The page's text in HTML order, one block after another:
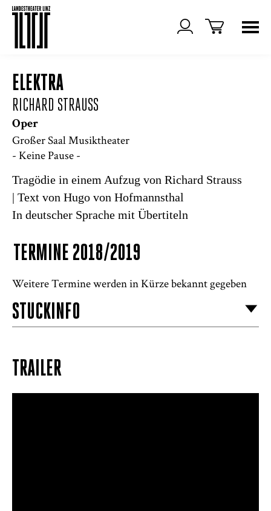
ELEKTRA
RICHARD STRAUSS
Oper
Großer Saal Musiktheater
- Keine Pause -
Tragödie in einem Aufzug von Richard Strauss
| Text von Hugo von Hofmannsthal
In deutscher Sprache mit Übertiteln
TERMINE 2018/2019
Weitere Termine werden in Kürze bekannt gegeben
STÜCKINFO
TRAILER